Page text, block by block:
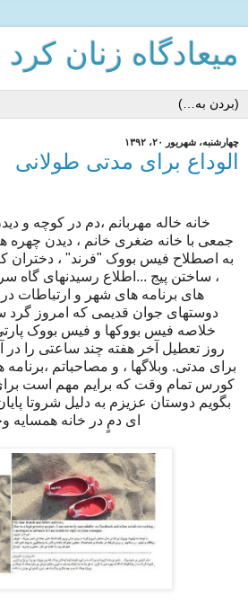
میعادگاه زنان كرد
چهارشنبه، شهریور ۲۰، ۱۳۹۲
الوداع برای مدتی طولانی
خانه خاله مهربانم ،دم در کوچه و
جمعی با خانه ضغری خانم ، دیدن چهره
به اصطلاح فیس بووک "فرند" ، دختران
اطلاع رسیدنهای گاه ... ، ساختن پیج
های برنامه های شهر و ارتباطات
دوستهای جوان قدیمی که امروز گرد
خلاصه فیس بووکها و فیس بووک
روز تعطیل آخر هفته چند ساعتی را در
برای مدتی. وبلاگها ، و مصاحباتم
کورس تمام وقت که برایم مهم است
بگویم دوستان عزیزم به دلیل شروتا
ای دمٍ در خانه همسایه